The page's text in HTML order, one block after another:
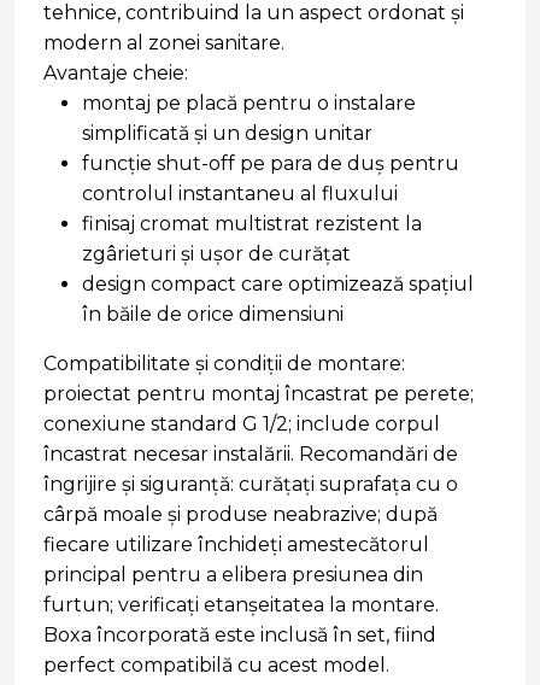
tehnice, contribuind la un aspect ordonat și
modern al zonei sanitare.
Avantaje cheie:
montaj pe placă pentru o instalare
simplificată și un design unitar
funcție shut-off pe para de duș pentru
controlul instantaneu al fluxului
finisaj cromat multistrat rezistent la
zgârieturi și ușor de curățat
design compact care optimizează spațiul
în băile de orice dimensiuni
Compatibilitate și condiții de montare:
proiectat pentru montaj încastrat pe perete;
conexiune standard G 1/2; include corpul
încastrat necesar instalării. Recomandări de
îngrijire și siguranță: curățați suprafața cu o
cârpă moale și produse neabrazive; după
fiecare utilizare închideți amestecătorul
principal pentru a elibera presiunea din
furtun; verificați etanșeitatea la montare.
Boxa încorporată este inclusă în set, fiind
perfect compatibilă cu acest model.